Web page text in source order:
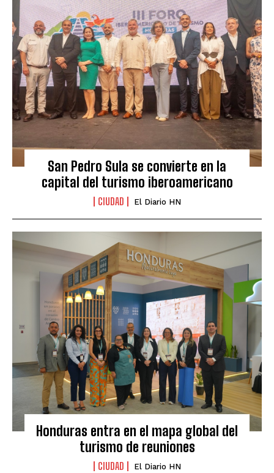
San Pedro Sula se convierte en la
capital del turismo iberoamericano
CIUDAD El Diario HN
Honduras entra en el mapa global del
turismo de reuniones
CIUDAD El Diario HN